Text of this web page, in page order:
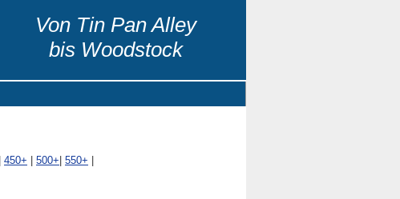
Von Tin Pan Alley
bis Woodstock
450+ 500+ 550+